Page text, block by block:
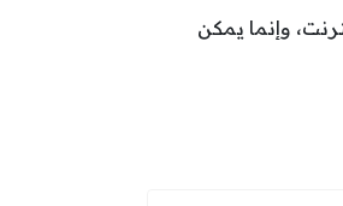
وإنما يمكن